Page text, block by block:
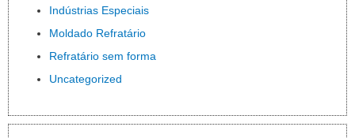
Indústrias Especiais
Moldado Refratário
Refratário sem forma
Uncategorized